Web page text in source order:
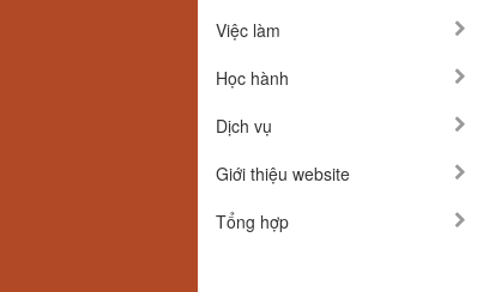
Việc làm
Học hành
Dịch vụ
Giới thiệu website
Tổng hợp